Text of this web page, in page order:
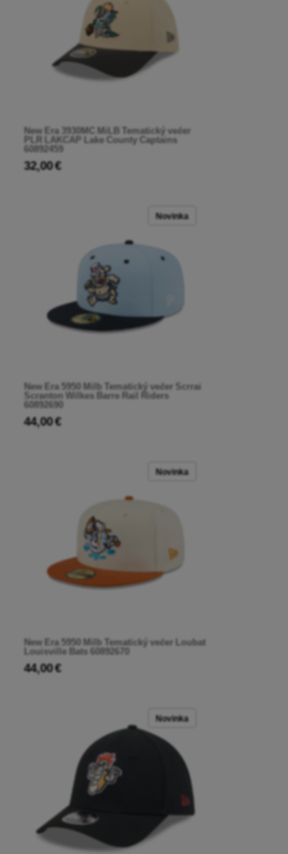
New Era 3930MC MiLB Tematický večer
PLR LAKCAP Lake County Captains
60892459
32,00 €
Novinka
New Era 5950 Milb Tematický večer Scrrai
Scranton Wilkes Barre Rail Riders
60892690
44,00 €
Novinka
New Era 5950 Milb Tematický večer Loubat
Louisville Bats 60892670
44,00 €
Novinka